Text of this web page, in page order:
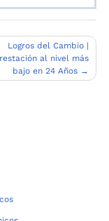
Logros del Cambio |
al nivel más
bajo en 24 Años